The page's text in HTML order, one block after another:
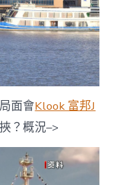
面會Klook 富邦J
？概況–>